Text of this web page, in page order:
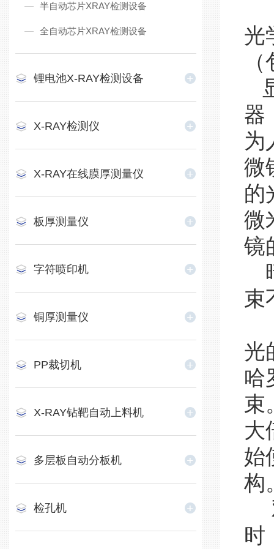
半自动芯片XRAY检测设备
全自动芯片XRAY检测设备
锂电池X-RAY检测设备
X-RAY检测仪
X-RAY在线膜厚测量仪
板厚测量仪
字符喷印机
铜厚测量仪
PP裁切机
X-RAY钻靶自动上料机
多层板自动分板机
检孔机
光
器
为
微
的
微
镜
束
光
哈
束
大
始
构
时